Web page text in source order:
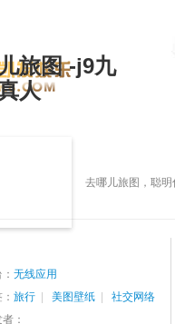
旅图 -j9九
人
去哪儿旅图，聪明
无线应用
旅行 美图壁纸
社交网络
：